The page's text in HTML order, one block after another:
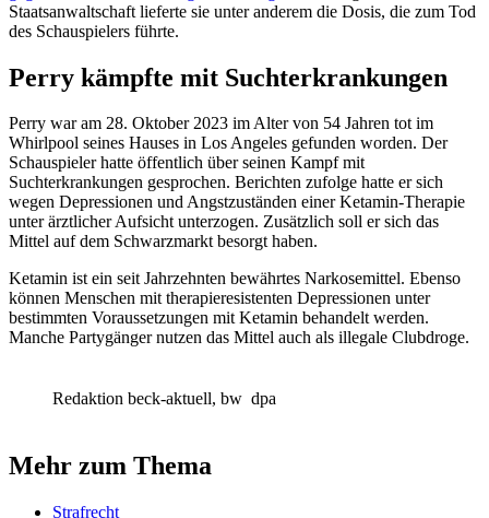
Staatsanwaltschaft lieferte sie unter anderem die Dosis, die zum Tod
des Schauspielers führte.
Perry kämpfte mit Suchterkrankungen
Perry war am 28. Oktober 2023 im Alter von 54 Jahren tot im
Whirlpool seines Hauses in Los Angeles gefunden worden. Der
Schauspieler hatte öffentlich über seinen Kampf mit
Suchterkrankungen gesprochen. Berichten zufolge hatte er sich
wegen Depressionen und Angstzuständen einer Ketamin-Therapie
unter ärztlicher Aufsicht unterzogen. Zusätzlich soll er sich das
Mittel auf dem Schwarzmarkt besorgt haben.
Ketamin ist ein seit Jahrzehnten bewährtes Narkosemittel. Ebenso
können Menschen mit therapieresistenten Depressionen unter
bestimmten Voraussetzungen mit Ketamin behandelt werden.
Manche Partygänger nutzen das Mittel auch als illegale Clubdroge.
Redaktion beck-aktuell, bw dpa
Mehr zum Thema
Strafrecht